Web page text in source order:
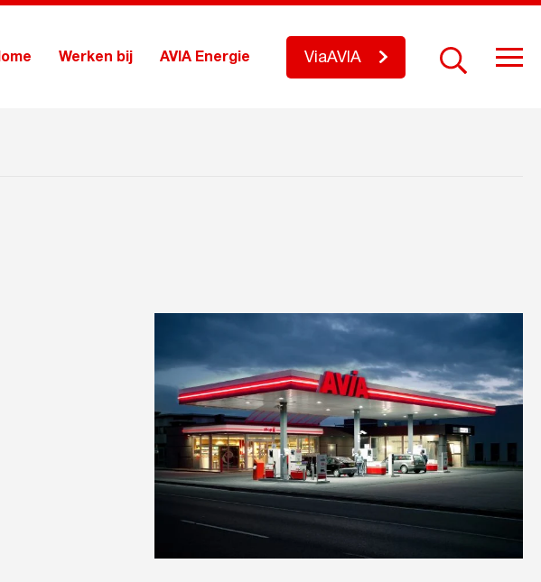
Werken bij AVIA Energie ViaAVIA